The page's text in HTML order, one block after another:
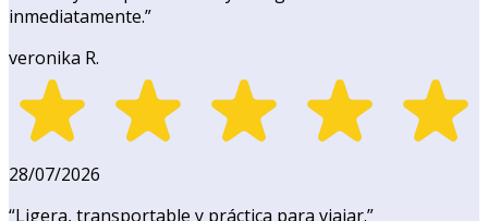
inmediatamente.”
veronika R.
28/07/2026
“Ligera, transportable y práctica para viajar.”